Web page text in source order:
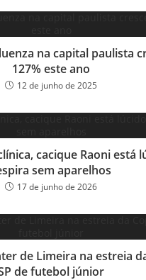
na capital paulista
127% este ano
12 de junho de 2025
cacique Raoni está
sem aparelhos
17 de junho de 2026
de Limeira na estreia
de futebol júnior